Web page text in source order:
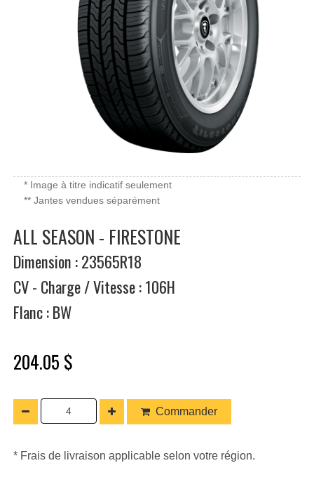
* Image à titre indicatif seulement
** Jantes vendues séparément
ALL SEASON - FIRESTONE
Dimension : 23565R18
CV - Charge / Vitesse : 106H
Flanc : BW
204.05 $
Commander
* Frais de livraison applicable selon votre région.